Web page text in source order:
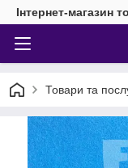
Інтернет-магазин
Товари та